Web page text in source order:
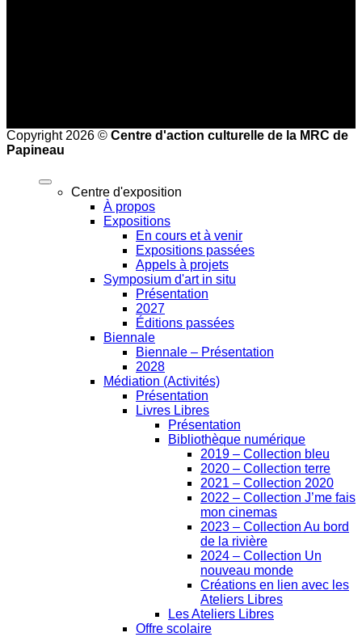
Copyright 2026 © Centre d'action culturelle de la MRC de
Papineau
Centre d'exposition
À propos
Expositions
En cours et à venir
Expositions passées
Appels à projets
Symposium d'art in situ
Présentation
2027
Éditions passées
Biennale
Biennale – Présentation
2028
Médiation (Activités)
Présentation
Livres Libres
Présentation
Bibliothèque numérique
2019 – Collection bleu
2020 – Collection terre
2021 – Collection 2020
2022 – Collection J’me fais
mon cinemas
2023 – Collection Au bord
de la rivière
2024 – Collection Un
nouveau monde
Créations en lien avec les
Ateliers Libres
Les Ateliers Libres
Offre scolaire